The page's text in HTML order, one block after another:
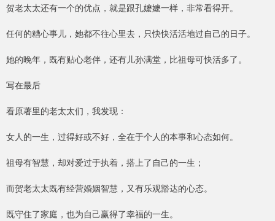
贺老太太还有一个的优点，就是跟孔嬷嬷一样，非常看得开。
任何的糟心事儿，她都不往心里去，只快快活活地过自己的日子。
她的晚年，既有贴心老伴，还有儿孙满堂，比祖母可快活多了。
写在最后
看原著里的老太太们，我发现：
女人的一生，过得好或不好，全在于个人的本事和心态如何。
祖母有智慧，却对爱过于执着，搭上了自己的一生；
而贺老太太既有经营婚姻智慧，又有乐观豁达的心态。
既守住了家庭，也为自己赢得了幸福的一生。